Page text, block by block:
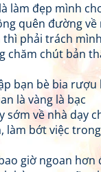
làm đẹp mình
quên đường
thì phải trách
chăm chút bản
bạn bè bia rượu
là vàng là bạc
sớm về nhà dạy
làm bớt việc
giờ ngoan hơn